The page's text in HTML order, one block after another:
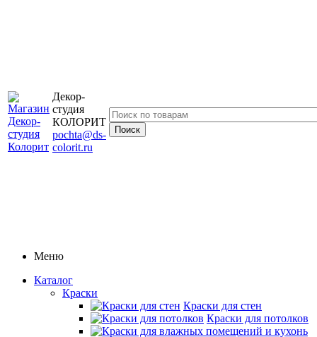
Декор-
студия
КОЛОРИТ
pochta@ds-
colorit.ru
Меню
Каталог
Краски
Краски для стен
Краски для потолков